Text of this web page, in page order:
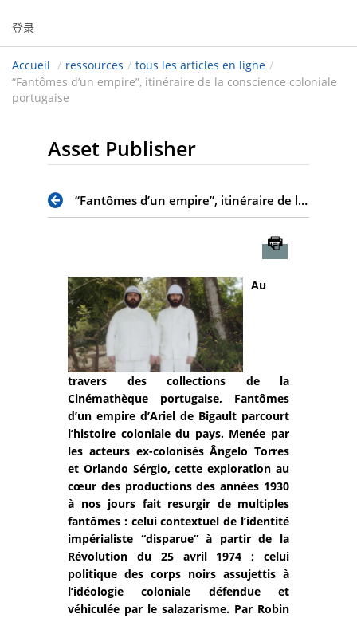
登录
Accueil / ressources / tous les articles en ligne /
“Fantômes d’un empire”, itinéraire de la conscience coloniale
portugaise
Asset Publisher
“Fantômes d’un empire”, itinéraire de la conscience coloniale portugaise
Au
travers des collections de la
Cinémathèque portugaise, Fantômes
d’un empire d’Ariel de Bigault parcourt
l’histoire coloniale du pays. Menée par
les acteurs ex-colonisés Ângelo Torres
et Orlando Sérgio, cette exploration au
cœur des productions des années 1930
à nos jours fait resurgir de multiples
fantômes : celui contextuel de l’identité
impérialiste “disparue” à partir de la
Révolution du 25 avril 1974 ; celui
politique des corps noirs assujettis à
l’idéologie coloniale défendue et
véhiculée par le salazarisme. Par Robin